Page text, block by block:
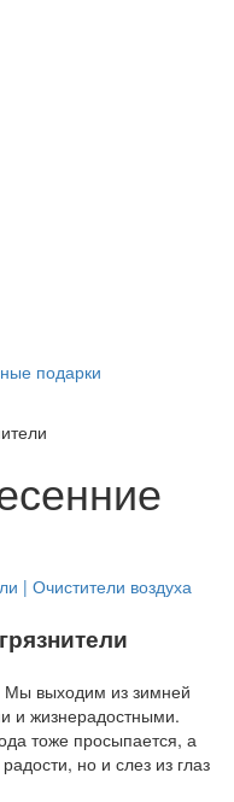
подарки
Мы выходим из зимней
и жизнерадостными.
тоже просыпается, а
но и слез из глаз